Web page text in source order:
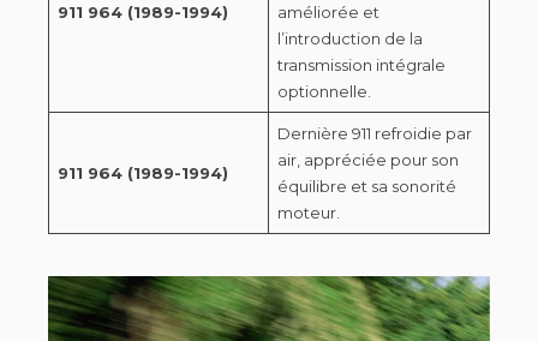
911 964 (1989-1994)
améliorée et
l’introduction de la
transmission intégrale
optionnelle.
911 964 (1989-1994)
Dernière 911 refroidie par
air, appréciée pour son
équilibre et sa sonorité
moteur.